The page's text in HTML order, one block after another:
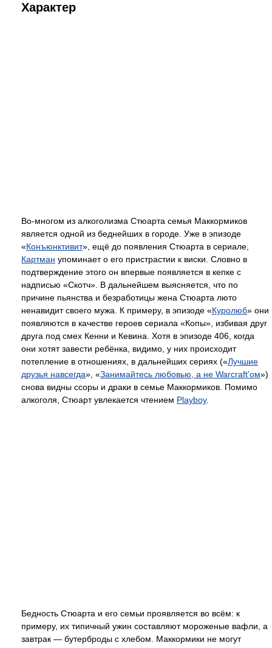
Характер
Во-многом из алкоголизма Стюарта семья Маккормиков
является одной из беднейших в городе. Уже в эпизоде
«Конъюнктивит», ещё до появления Стюарта в сериале,
Картман упоминает о его пристрастии к виски. Словно в
подтверждение этого он впервые появляется в кепке с
надписью «Скотч». В дальнейшем выясняется, что по
причине пьянства и безработицы жена Стюарта люто
ненавидит своего мужа. К примеру, в эпизоде «Куролюб» они
появляются в качестве героев сериала «Копы», избивая друг
друга под смех Кенни и Кевина. Хотя в эпизоде 406, когда
они хотят завести ребёнка, видимо, у них происходит
потепление в отношениях, в дальнейших сериях («Лучшие
друзья навсегда», «Занимайтесь любовью, а не Warcraft'ом»)
снова видны ссоры и драки в семье Маккормиков. Помимо
алкоголя, Стюарт увлекается чтением Playboy.
Бедность Стюарта и его семьи проявляется во всём: к
примеру, их типичный ужин составляют мороженые вафли, а
завтрак — бутерброды с хлебом. Маккормики не могут